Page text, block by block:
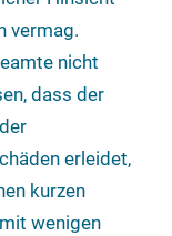
vermag.
nicht
dass der
erleidet,
kurzen
wenigen